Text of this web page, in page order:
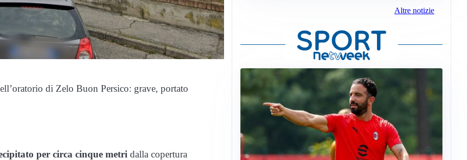
di Zelo Buon Persico: grave, portato
per circa cinque metri dalla copertura
Altre notizie